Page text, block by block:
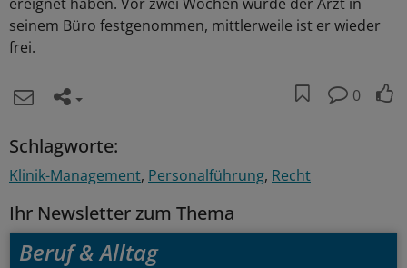
seinem Büro festgenommen, mittlerweile ist er wieder
frei.
0
Schlagworte:
Klinik-Management Personalführung Recht
Ihr Newsletter zum Thema
Beruf & Alltag